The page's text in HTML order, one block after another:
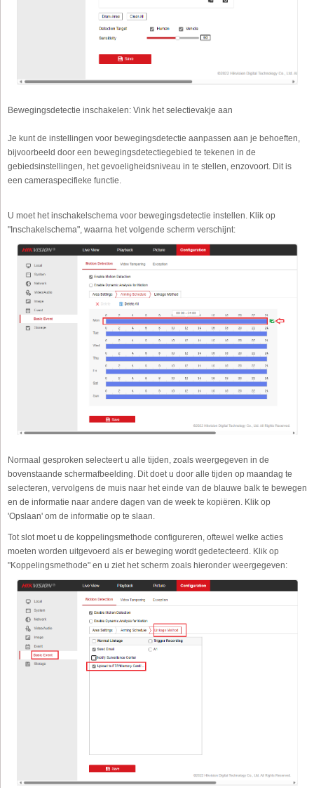
Bewegingsdetectie inschakelen: Vink het selectievakje aan
Je kunt de instellingen voor bewegingsdetectie aanpassen aan je behoeften,
bijvoorbeeld door een bewegingsdetectiegebied te tekenen in de
gebiedsinstellingen, het gevoeligheidsniveau in te stellen, enzovoort. Dit is
een cameraspecifieke functie.
U moet het inschakelschema voor bewegingsdetectie instellen. Klik op
"Inschakelschema", waarna het volgende scherm verschijnt:
Normaal gesproken selecteert u alle tijden, zoals weergegeven in de
bovenstaande schermafbeelding. Dit doet u door alle tijden op maandag te
selecteren, vervolgens de muis naar het einde van de blauwe balk te bewegen
en de informatie naar andere dagen van de week te kopiëren. Klik op
'Opslaan' om de informatie op te slaan.
Tot slot moet u de koppelingsmethode configureren, oftewel welke acties
moeten worden uitgevoerd als er beweging wordt gedetecteerd. Klik op
"Koppelingsmethode" en u ziet het scherm zoals hieronder weergegeven: